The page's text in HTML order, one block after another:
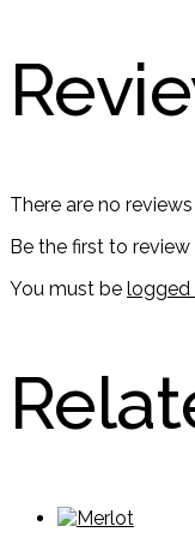
There are no
Be the first to review
You must be logged